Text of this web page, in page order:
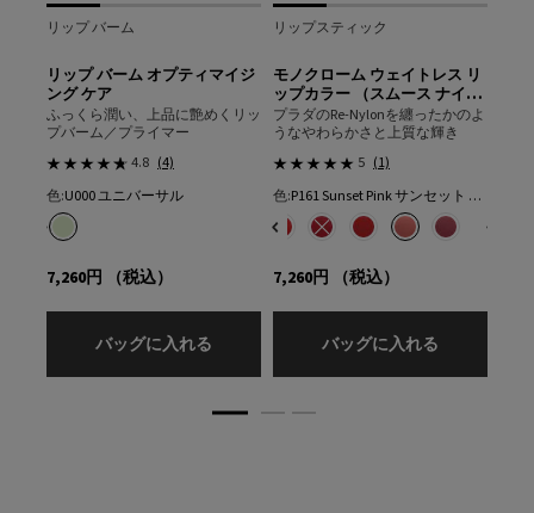
ラー モノクローム ウェイトレス リップカラー （スムース ナイロン）、1/18
ラー モノクローム ウェイトレス リップカラー （スムース ナイロン）、2/18
レス リップカラー （スムース ナイロン）、3/18
レス リップカラー （スムース ナイロン）、4/18
ウェイトレス リップカラー （スムース ナイロン）、5/18
Sedona セドナ のカラー モノクローム ウェイトレス リップカラー （スムース ナ
B108 Beige ベージュ のカラー モノクローム ウェイトレス リップカラー （スムー
す, O176 Nacarat ナカラ のカラー モノクローム ウェイトレス リップカラー （
切れです, O177 Flamingo フラミンゴ のカラー モノクローム ウェイトレス リップ
在庫切れです, P155 Blush ブラッシュ のカラー モノクローム ウェイトレス リップ
ンディ のカラー モノクローム ウェイトレス リップカラー （スムース ナイロン）、
プールプル のカラー モノクローム ウェイトレス リップカラー （スムース ナイロ
エーションは在庫切れです, P158 Meranti メランティ のカラー モノクローム ウ
Scarlatto スカルラット のカラー モノクローム ウェイトレス リップカラー （ス
選択済み
商品バリエーションは在庫切れです, R128 Granato グラナート のカラー モノ
選択済み
R129 Lacca ラッカー のカラー モノクローム ウェイトレス リップカラー （
P161 Sunset Pink サンセット ピンク のカラー モノクローム ウェイト
P160 Blossom Pink ブロッサム ピンク のカラー モノクローム ウ
です, B01 Argile アルジル のカラー モノクローム ウェイトレス リップカラー （
庫切れです, B02 Quartz クォーツ のカラー モノクローム ウェイトレス リップカ
は在庫切れです, B03 Mahogany マホガニー のカラー モノクローム ウェイトレス
ョンは在庫切れです, B05 Fauve フォーヴ のカラー モノクローム ウェイトレス
ーションは在庫切れです, B13 Maron マロン のカラー モノクローム ウェイトレ
Uniform ユニフォーム のカラー モノクローム ウェイトレス リップカラー （マット
選択済み
商品バリエーションは在庫切れです, O76 Amber アンバー のカラー モノクローム
選択済み
商品バリエーションは在庫切れです, O77 Arancio アランチョ のカラー モノ
選択済み
P55 Fuxia フューシャ のカラー モノクローム ウェイトレス リップカラー
P56 Notte ノッテ のカラー モノクローム ウェイトレス リップカラー
P58 Tamaris タマリス のカラー モノクローム ウェイトレス リ
P59 Amarena アマレナ のカラー モノクローム ウェイトレ
R26 Lava ラヴァ のカラー モノクローム ウェイトレ
選択済み
商品バリエーションは在庫切れです, R27
選択済み
R28 Fuoco フォーコ のカラー モノクローム
選択済み
R29 Pompeï ポンペイ のカラー モノク
選択済み
P60 Brick Pink ブリック ピンク の
選択済み
P61 Laque Pink ラック ピン
リップ バーム
リップ バーム オプティマイジ
ング ケア
ふっくら潤い、上品に艶めくリッ
プバーム／プライマー
4.8 (4)
色:U000 ユニバーサル
1色
選択済み
U000 ユニバーサル のカラー リップ バーム オプティマイジング ケア、1/1
7,260円 （税込）
バッグに入れる リップ バーム オプティマイジング ケア
リップスティック
モノクローム ウェイトレス リ
ップカラー （スムース ナイロ
ン）
プラダのRe-Nylonを纏ったかのよ
うなやわらかさと上質な輝き
5 (1)
色:
P161 Sunset Pink サンセット ピンク
色を選択してください
{1} の場合
ティエポロ のカラー モノクローム ウェイトレス リップカラー （スムース
Sienne シアン のカラー モノクローム ウェイトレス リップカラー （スムース
ー モノクローム ウェイトレス リップカラー （スムース ナイロン）、3/18
ー モノクローム ウェイトレス リップカラー （スムース ナイロン）、4/18
ラメル のカラー モノクローム ウェイトレス リップカラー （スムース ナイロン）
ーションは在庫切れです, B107 Sedona セドナ のカラー モノクローム ウェイトレ
バリエーションは在庫切れです, B108 Beige ベージュ のカラー モノクローム ウェ
選択済み
商品バリエーションは在庫切れです, O176 Nacarat ナカラ のカラー モノクロ
選択済み
商品バリエーションは在庫切れです, O177 Flamingo フラミンゴ のカラ
商品バリエーションは在庫切れです, P155 Blush ブラッシュ のカ
P156 Candy キャンディ のカラー モノクローム ウェイトレ
P157 Pourpre プールプル のカラー モノクローム ウ
選択済み
商品バリエーションは在庫切れです, P158
選択済み
R126 Scarlatto スカルラット のカラー
選択済み
商品バリエーションは在庫切れで
選択済み
R129 Lacca ラッカー のカ
選択済み
P161 Sunset Pink サ
選択済み
P160 Blossom
7,260円 （税込）
バッグに入れる